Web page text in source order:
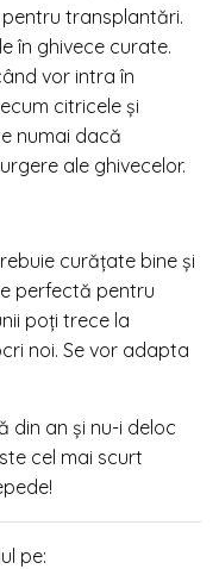
transplantări.
în ghivece curate.
vor intra în
citricele şi
numai dacă
ale ghivecelor.
curățate bine și
perfectă pentru
poți trece la
noi. Se vor adapta
din an și nu-i deloc
cel mai scurt
pe: